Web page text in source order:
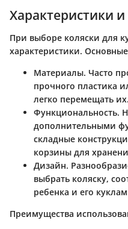
Характеристики
При выборе коляски для
характеристики.
Материалы. Часто
прочного пластика
легко перемещать их.
Функциональность.
дополнительными
складные
корзины для
Дизайн.
выбрать коляску,
ребенка и его
Преимущества